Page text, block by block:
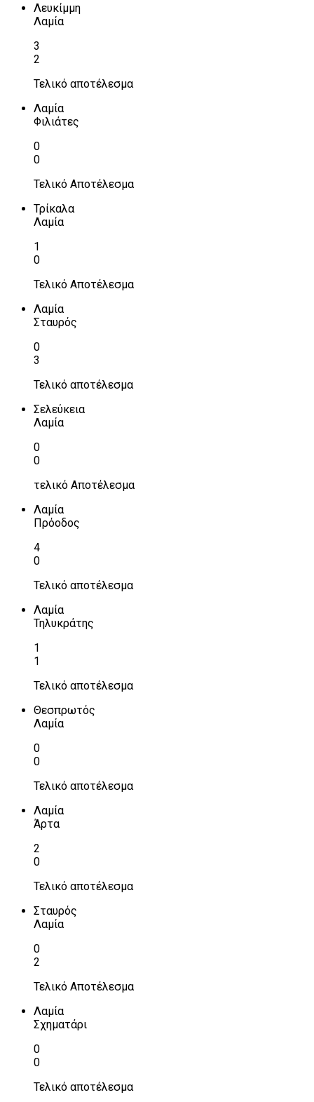
Λευκίμμη
Λαμία
3
2
Τελικό αποτέλεσμα
Λαμία
Φιλιάτες
0
0
Τελικό Αποτέλεσμα
Τρίκαλα
Λαμία
1
0
Τελικό Αποτέλεσμα
Λαμία
Σταυρός
0
3
Τελικό αποτέλεσμα
Σελεύκεια
Λαμία
0
0
τελικό Αποτέλεσμα
Λαμία
Πρόοδος
4
0
Τελικό αποτέλεσμα
Λαμία
Τηλυκράτης
1
1
Τελικό αποτέλεσμα
Θεσπρωτός
Λαμία
0
0
Τελικό αποτέλεσμα
Λαμία
Άρτα
2
0
Τελικό αποτέλεσμα
Σταυρός
Λαμία
0
2
Τελικό Αποτέλεσμα
Λαμία
Σχηματάρι
0
0
Τελικό αποτέλεσμα